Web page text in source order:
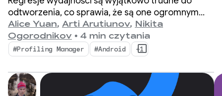
statystyk
skuteczności dzięki
ProfilingManager
odtworzenia, co sprawia, że są one ogromnym
wąskim gardłem dla deweloperów mobilnych.
Alice Yuan, Arti Arutiunov, Nikita
Ogorodnikov • 4 min czytania
#Profiling Manager #Android +1